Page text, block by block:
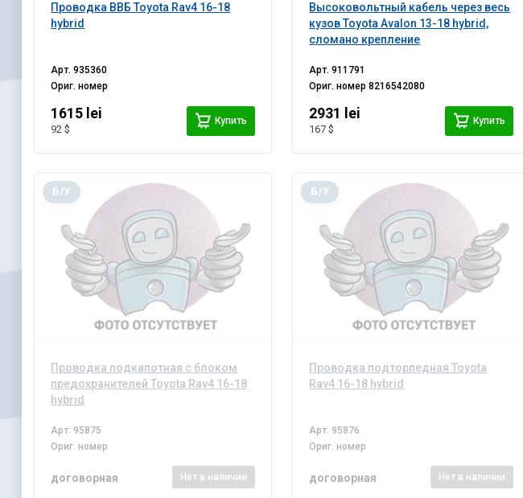
Проводка ВВБ Toyota Rav4 16-18
hybrid
Арт.935360
Ориг. номер
1615 lei
92 $
Купить
Высоковольтный кабель через весь
кузов Toyota Avalon 13-18 hybrid,
сломано крепление
Арт.911791
Ориг. номер8216542080
2931 lei
167 $
Купить
Проводка подкапотная с блоком
предохранителей Toyota Rav4 16-18
hybrid
Б/У
Арт. 95875
Ориг. номер
договорная Нет в наличии
Проводка подторпедная Toyota
Rav4 16-18 hybrid
Б/У
Арт. 95876
Ориг. номер
договорная Нет в наличии